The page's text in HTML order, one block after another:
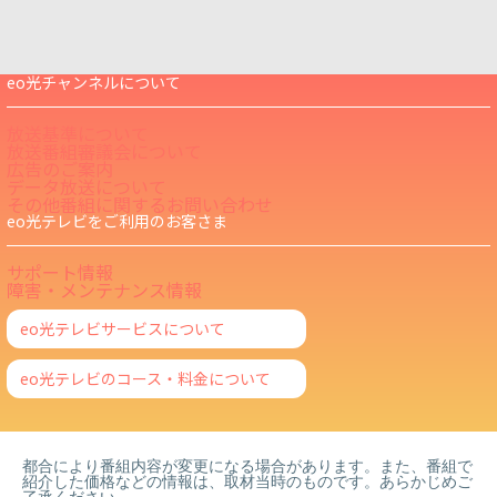
eo光チャンネルについて
データ放送について
その他番組に関するお問い合わせ
eo光テレビをご利用のお客さま
サポート情報
障害・メンテナンス情報
eo光テレビサービスについて
eo光テレビのコース・料金について
都合により番組内容が変更になる場合があります。また、番組で
紹介した価格などの情報は、取材当時のものです。あらかじめご